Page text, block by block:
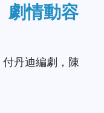
劇情動容
付丹迪編劇，陳